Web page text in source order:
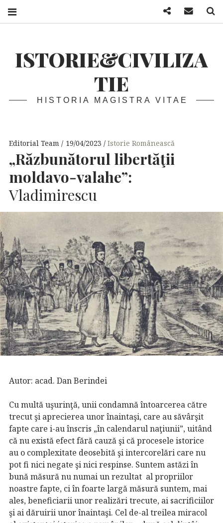
ISTORIE&CIVILIZA
TIE
HISTORIA MAGISTRA VITAE
Editorial Team 19/04/2023 Istorie Românească
„Răzbunătorul libertăţii
moldavo-valahe”:
Vladimirescu
Autor: acad. Dan Berindei
Cu multă uşurinţă, unii condamnă întoarcerea către
trecut şi aprecierea unor înaintaşi, care au săvârşit
fapte care i-au înscris „în calendarul naţiunii”, uitând
că nu există efect fără cauză şi că procesele istorice
au o complexitate deosebită şi intercorelări care nu
pot fi nici negate şi nici respinse. Suntem astăzi în
bună măsură nu numai un rezultat al propriilor
noastre fapte, ci în foarte largă măsură suntem, mai
ales, beneficiarii unor realizări trecute, ai sacrificiilor
şi ai dăruirii unor înaintaşi. Cel de-al treilea miracol
FacebookMail